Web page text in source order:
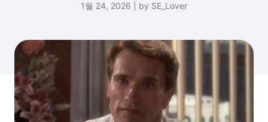
1월 24, 2026 | by SE_Lover